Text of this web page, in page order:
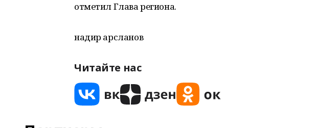
отметил Глава региона.
надир арсланов
Читайте нас